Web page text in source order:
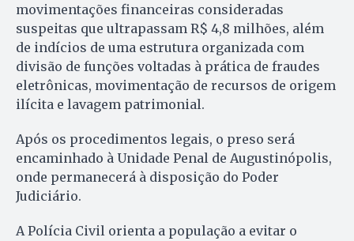
movimentações financeiras consideradas
suspeitas que ultrapassam R$ 4,8 milhões, além
de indícios de uma estrutura organizada com
divisão de funções voltadas à prática de fraudes
eletrônicas, movimentação de recursos de origem
ilícita e lavagem patrimonial.
Após os procedimentos legais, o preso será
encaminhado à Unidade Penal de Augustinópolis,
onde permanecerá à disposição do Poder
Judiciário.
A Polícia Civil orienta a população a evitar o